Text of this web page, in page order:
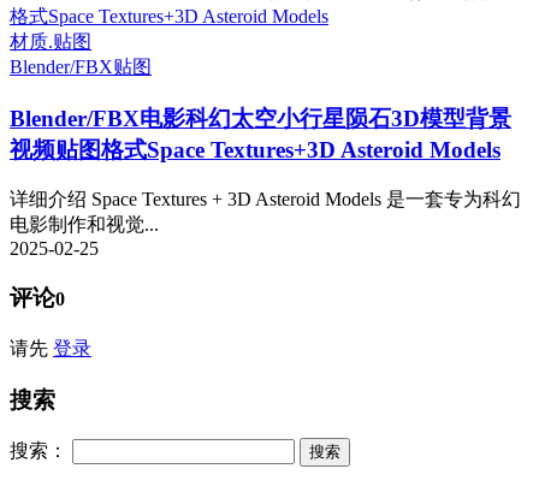
材质.贴图
Blender/FBX贴图
Blender/FBX电影科幻太空小行星陨石3D模型背景
视频贴图格式Space Textures+3D Asteroid Models
详细介绍 Space Textures + 3D Asteroid Models 是一套专为科幻
电影制作和视觉...
2025-02-25
评论0
请先 登录
搜索
搜索：